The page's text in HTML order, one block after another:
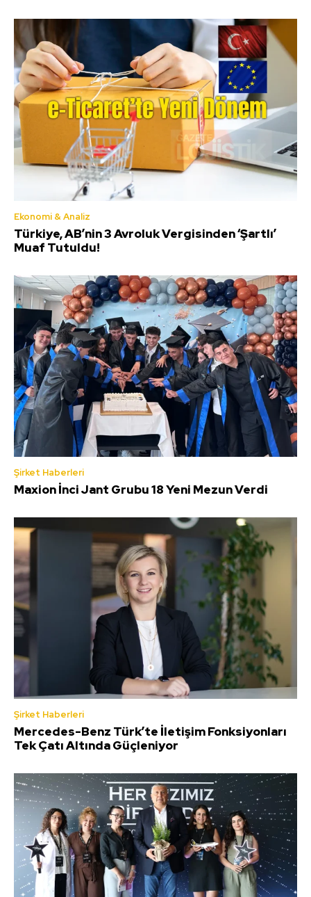
Ekonomi & Analiz
Türkiye, AB’nin 3 Avroluk Vergisinden ‘Şartlı’
Muaf Tutuldu!
Şirket Haberleri
Maxion İnci Jant Grubu 18 Yeni Mezun Verdi
Şirket Haberleri
Mercedes-Benz Türk’te İletişim Fonksiyonları
Tek Çatı Altında Güçleniyor